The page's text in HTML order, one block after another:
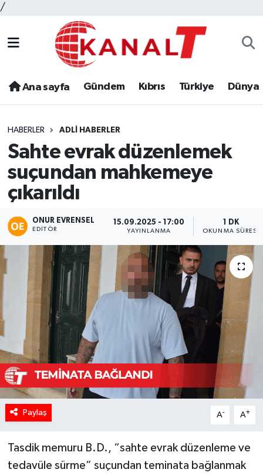
/
Ana sayfa Gündem Kıbrıs Türkiye Dünya
HABERLER ADLI HABERLER
Sahte evrak düzenlemek
suçundan mahkemeye
çıkarıldı
ONUR EVRENSEL
EDITÖR
15.09.2025 - 17:00
YAYINLANMA
1 DK
OKUNMA SÜRESI
Paylaş A- A+
Tasdik memuru B.D., “sahte evrak düzenleme ve
tedavüle sürme” suçundan teminata bağlanmak